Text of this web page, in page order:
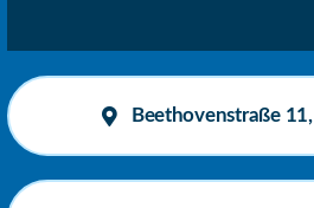
Beethovenstraße